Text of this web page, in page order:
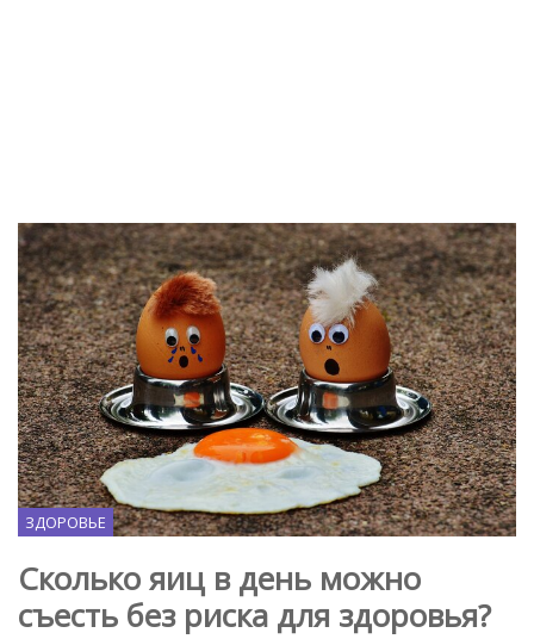
ЗДОРОВЬЕ
Сколько яиц в день можно
съесть без риска для здоровья?